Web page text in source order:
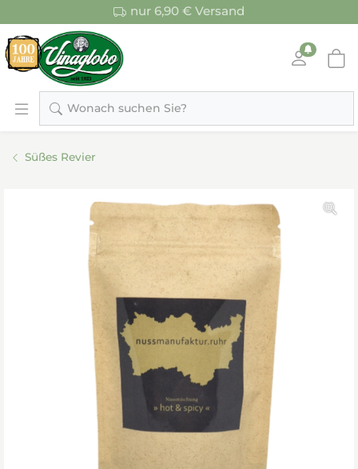
nur 6,90 € Versand
Wonach suchen Sie?
Süßes Revier